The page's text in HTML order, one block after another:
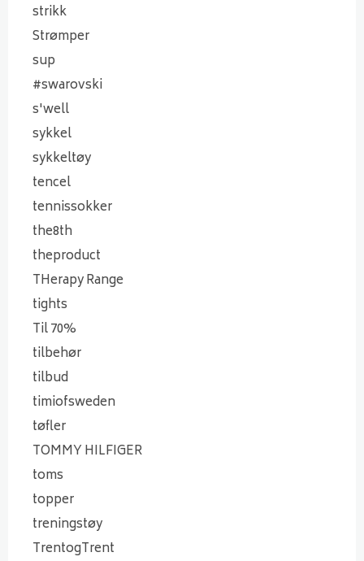
strikk
Strømper
sup
#swarovski
s'well
sykkel
sykkeltøy
tencel
tennissokker
the8th
theproduct
THerapy Range
tights
Til 70%
tilbehør
tilbud
timiofsweden
tøfler
TOMMY HILFIGER
toms
topper
treningstøy
TrentogTrent